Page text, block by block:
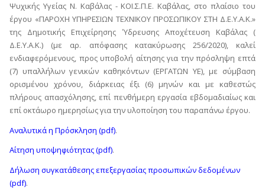
Ψυχικής Υγείας Ν. Καβάλας - ΚΟΙ.Σ.Π.Ε. Καβάλας, στο πλαίσιο του
έργου «ΠΑΡΟΧΗ ΥΠΗΡΕΣΙΩΝ ΤΕΧΝΙΚΟΥ ΠΡΟΣΩΠΙΚΟΥ ΣΤΗ Δ.Ε.Υ.Α.Κ.»
της Δημοτικής Επιχείρησης Ύδρευσης Αποχέτευση Καβάλας (
Δ.Ε.Υ.Α.Κ.) (με αρ. απόφασης κατακύρωσης 256/2020), καλεί
ενδιαφερόμενους, προς υποβολή αίτησης για την πρόσληψη επτά
(7) υπαλλήλων γενικών καθηκόντων (ΕΡΓΑΤΩΝ ΥΕ), με σύμβαση
ορισμένου χρόνου, διάρκειας έξι (6) μηνών και με καθεστώς
πλήρους απασχόλησης, επί πενθήμερη εργασία εβδομαδιαίως και
επί οκτάωρο ημερησίως για την υλοποίηση του παραπάνω έργου.
Αναλυτικά η Πρόσκληση (pdf).
Αίτηση υποψηφιότητας (pdf).
Δήλωση συγκατάθεσης επεξεργασίας προσωπικών δεδομένων
(pdf).